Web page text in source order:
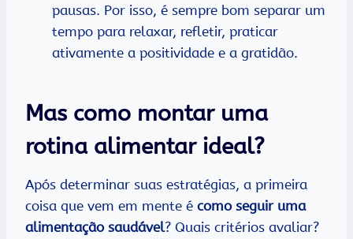
pausas. Por isso, é sempre bom separar um
tempo para relaxar, refletir, praticar
ativamente a positividade e a gratidão.
Mas como montar uma
rotina alimentar ideal?
Após determinar suas estratégias, a primeira
coisa que vem em mente é como seguir uma
alimentação saudável? Quais critérios avaliar?